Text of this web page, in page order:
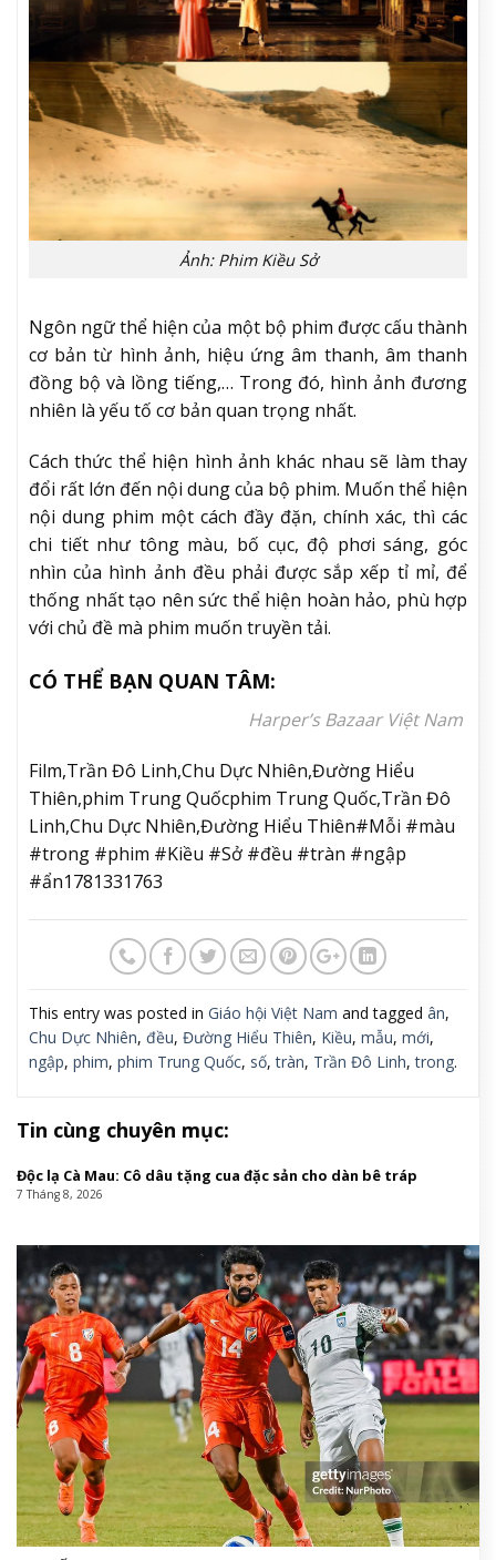
Ảnh: Phim Kiều Sở
Ngôn ngữ thể hiện của một bộ phim được cấu thành
cơ bản từ hình ảnh, hiệu ứng âm thanh, âm thanh
đồng bộ và lồng tiếng,… Trong đó, hình ảnh đương
nhiên là yếu tố cơ bản quan trọng nhất.
Cách thức thể hiện hình ảnh khác nhau sẽ làm thay
đổi rất lớn đến nội dung của bộ phim. Muốn thể hiện
nội dung phim một cách đầy đặn, chính xác, thì các
chi tiết như tông màu, bố cục, độ phơi sáng, góc
nhìn của hình ảnh đều phải được sắp xếp tỉ mỉ, để
thống nhất tạo nên sức thể hiện hoàn hảo, phù hợp
với chủ đề mà phim muốn truyền tải.
CÓ THỂ BẠN QUAN TÂM:
Harper’s Bazaar Việt Nam
Film,Trần Đô Linh,Chu Dực Nhiên,Đường Hiểu
Thiên,phim Trung Quốcphim Trung Quốc,Trần Đô
Linh,Chu Dực Nhiên,Đường Hiểu Thiên#Mỗi #màu
#trong #phim #Kiều #Sở #đều #tràn #ngập
#ẩn1781331763
This entry was posted in Giáo hội Việt Nam and tagged ân,
Chu Dực Nhiên, đều, Đường Hiểu Thiên, Kiều, mẫu, mới,
ngập, phim, phim Trung Quốc, số,tràn, Trần Đô Linh,trong.
Tin cùng chuyên mục:
Độc lạ Cà Mau: Cô dâu tặng cua đặc sản cho dàn bê tráp
7 Tháng 8, 2026